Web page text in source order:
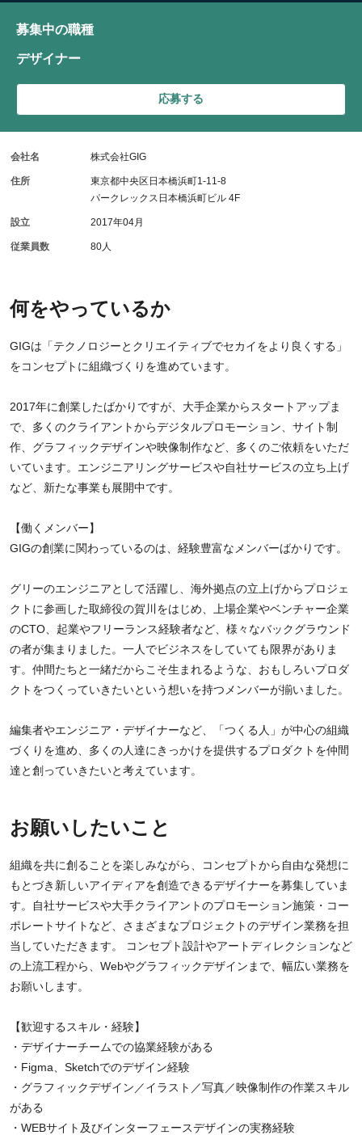
何をやっているか
GIGは「テクノロジーとクリエイティブでセカイをより良くする」
をコンセプトに組織づくりを進めています。
2017年に創業したばかりですが、大手企業からスタートアップま
で、多くのクライアントからデジタルプロモーション、サイト制
作、グラフィックデザインや映像制作など、多くのご依頼をいただ
いています。エンジニアリングサービスや自社サービスの立ち上げ
など、新たな事業も展開中です。
【働くメンバー】
GIGの創業に関わっているのは、経験豊富なメンバーばかりです。
グリーのエンジニアとして活躍し、海外拠点の立上げからプロジェ
クトに参画した取締役の賀川をはじめ、上場企業やベンチャー企業
のCTO、起業やフリーランス経験者など、様々なバックグラウンド
の者が集まりました。一人でビジネスをしていても限界がありま
す。仲間たちと一緒だからこそ生まれるような、おもしろいプロダ
クトをつくっていきたいという想いを持つメンバーが揃いました。
編集者やエンジニア・デザイナーなど、「つくる人」が中心の組織
づくりを進め、多くの人達にきっかけを提供するプロダクトを仲間
達と創っていきたいと考えています。
お願いしたいこと
組織を共に創ることを楽しみながら、コンセプトから自由な発想に
もとづき新しいアイディアを創造できるデザイナーを募集していま
す。自社サービスや大手クライアントのプロモーション施策・コー
ポレートサイトなど、さまざまなプロジェクトのデザイン業務を担
当していただきます。 コンセプト設計やアートディレクションなど
の上流工程から、Webやグラフィックデザインまで、幅広い業務を
お願いします。
【歓迎するスキル・経験】
・デザイナーチームでの協業経験がある
・Figma、Sketchでのデザイン経験
・グラフィックデザイン／イラスト／写真／映像制作の作業スキル
がある
・WEBサイト及びインターフェースデザインの実務経験
募集中の職種
デザイナー
応募する
会社名 株式会社GIG
住所
東京都中央区日本橋浜町1-11-8
パークレックス日本橋浜町ビル 4F
設立 2017年04月
従業員数 80人